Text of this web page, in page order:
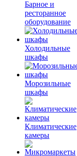
Барное и
ресторанное
оборудование
Холодильные
шкафы
Морозильные
шкафы
Климатические
камеры